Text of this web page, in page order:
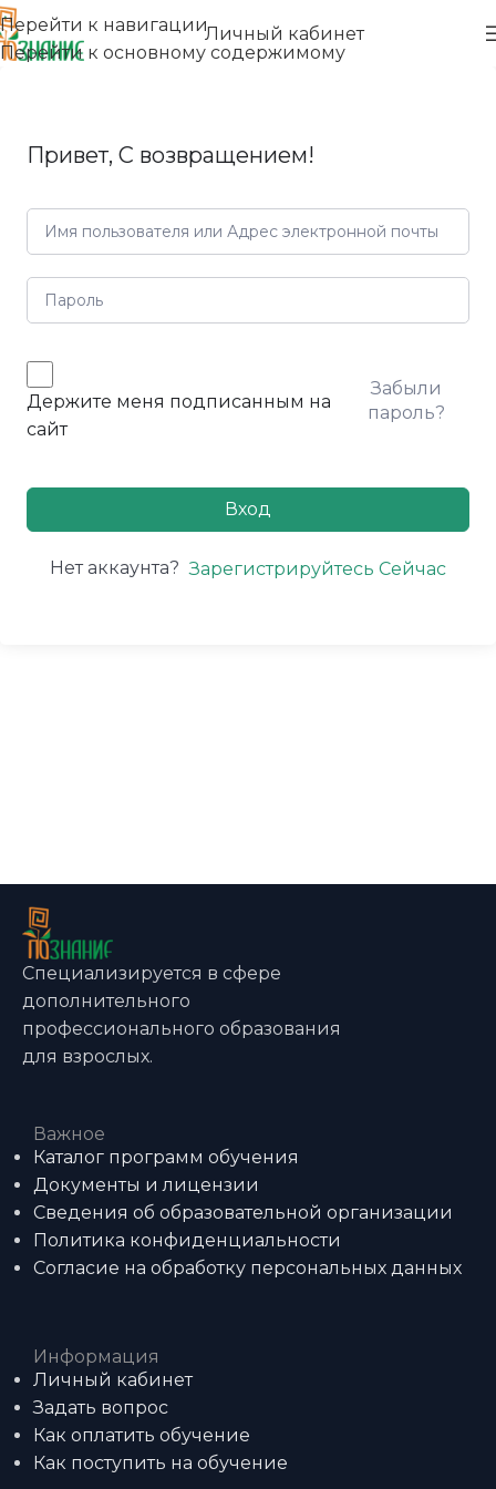
Перейти к навигации
Перейти к основному содержимому
Личный кабинет
Привет, С возвращением!
Держите меня подписанным на
сайт
Забыли
пароль?
Вход
Нет аккаунта? Зарегистрируйтесь Сейчас
Специализируется в сфере
дополнительного
профессионального образования
для взрослых.
Важное
Каталог программ обучения
Документы и лицензии
Сведения об образовательной организации
Политика конфиденциальности
Согласие на обработку персональных данных
Информация
Личный кабинет
Задать вопрос
Как оплатить обучение
Как поступить на обучение